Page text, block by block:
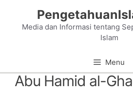
contentMedia dan Informasi tentang
Islam
Menu
Abu Hamid al-